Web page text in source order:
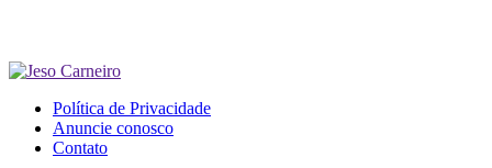
Política de Privacidade
Anuncie conosco
Contato